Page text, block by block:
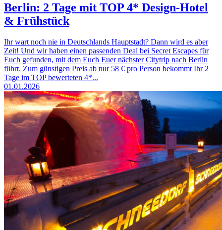
Berlin: 2 Tage mit TOP 4* Design-Hotel
& Frühstück
Ihr wart noch nie in Deutschlands Hauptstadt? Dann wird es aber
Zeit! Und wir haben einen passenden Deal bei Secret Escapes für
Euch gefunden, mit dem Euch Euer nächster Citytrip nach Berlin
führt. Zum günstigen Preis ab nur 58 € pro Person bekommt Ihr 2
Tage im TOP bewerteten 4*...
01.01.2026